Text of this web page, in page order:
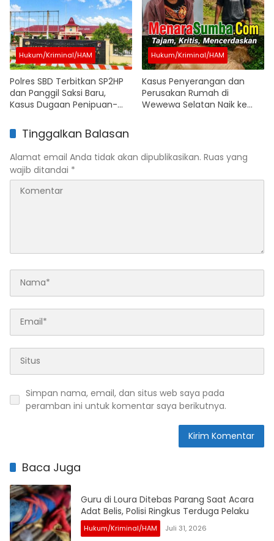
Penyidikan
Hukum/Kriminal/HAM
Polres SBD Terbitkan SP2HP
dan Panggil Saksi Baru,
Kasus Dugaan Penipuan-
Waikabubak Terus Bergulir
Hukum/Kriminal/HAM
Kasus Penyerangan dan
Perusakan Rumah di
Wewewa Selatan Naik ke
Tinggalkan Balasan
Alamat email Anda tidak akan dipublikasikan. Ruas yang
wajib ditandai *
Simpan nama, email, dan situs web saya pada
peramban ini untuk komentar saya berikutnya.
Baca Juga
Guru di Loura Ditebas Parang Saat Acara
Adat Belis, Polisi Ringkus Terduga Pelaku
Hukum/Kriminal/HAM Juli 31, 2026